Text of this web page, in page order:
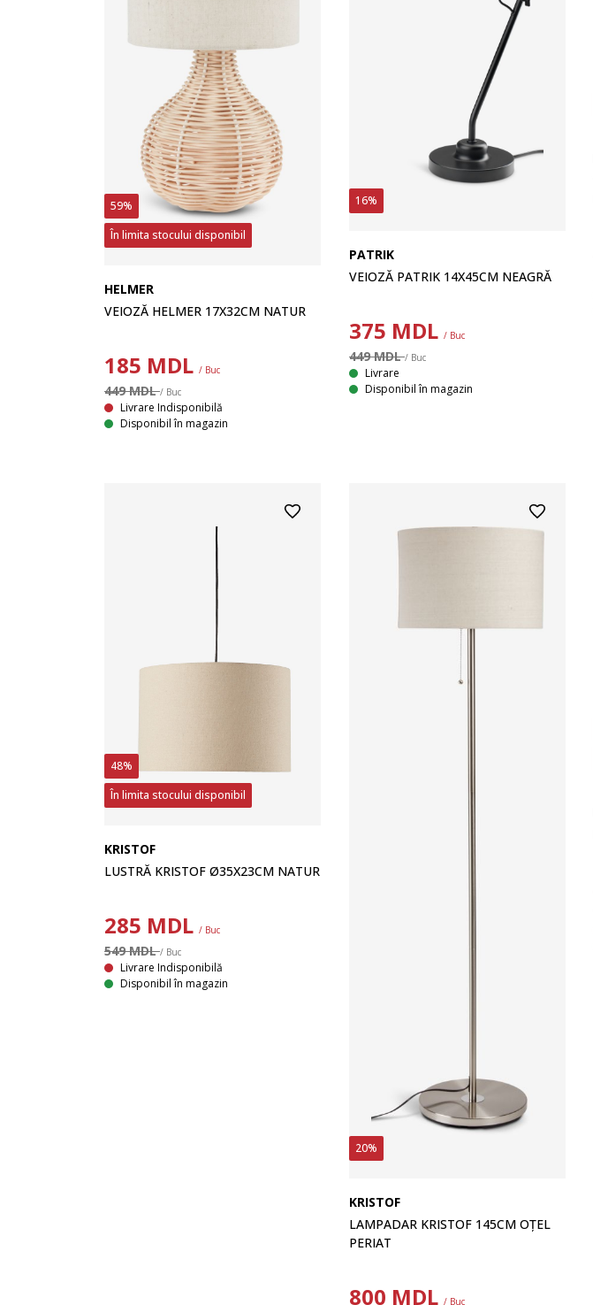
59%
În limita stocului disponibil
HELMER
VEIOZĂ HELMER 17X32CM NATUR
185 MDL / Buc
449 MDL/ Buc
Livrare Indisponibilă
Disponibil în magazin
16%
PATRIK
VEIOZĂ PATRIK 14X45CM NEAGRĂ
375 MDL / Buc
449 MDL/ Buc
Livrare
Disponibil în magazin
48%
În limita stocului disponibil
KRISTOF
LUSTRĂ KRISTOF Ø35X23CM NATUR
285 MDL / Buc
549 MDL/ Buc
Livrare Indisponibilă
Disponibil în magazin
20%
KRISTOF
LAMPADAR KRISTOF 145CM OȚEL
PERIAT
800 MDL / Buc